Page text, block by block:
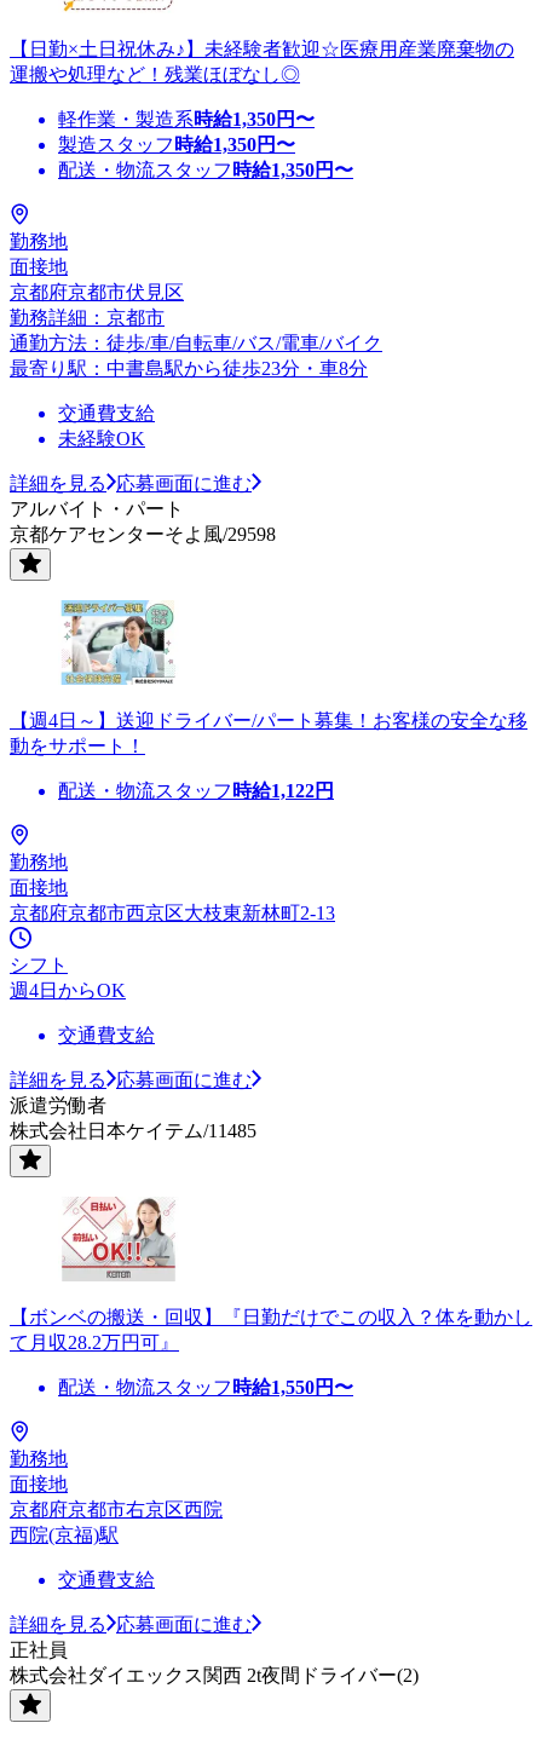
【日勤×土日祝休み♪】未経験者歓迎☆医療用産業廃棄物の
運搬や処理など！残業ほぼなし◎
軽作業・製造系時給1,350円〜
製造スタッフ 時給1,350円〜
配送・物流スタッフ 時給1,350円〜
勤務地
面接地
京都府京都市伏見区
勤務詳細：京都市
通勤方法：徒歩/車/自転車/バス/電車/バイク
最寄り駅：中書島駅から徒歩23分・車8分
交通費支給
未経験OK
詳細を見る
応募画面に進む
アルバイト・パート
京都ケアセンターそよ風/29598
【週4日～】送迎ドライバー/パート募集！お客様の安全な移
動をサポート！
配送・物流スタッフ 時給1,122円
勤務地
面接地
京都府京都市西京区大枝東新林町2-13
シフト
週4日からOK
交通費支給
詳細を見る
応募画面に進む
派遣労働者
株式会社日本ケイテム/11485
【ボンベの搬送・回収】『日勤だけでこの収入？体を動かし
て月収28.2万円可』
配送・物流スタッフ 時給1,550円〜
勤務地
面接地
京都府京都市右京区西院
西院(京福)駅
交通費支給
詳細を見る
応募画面に進む
正社員
株式会社ダイエックス関西 2t夜間ドライバー(2)